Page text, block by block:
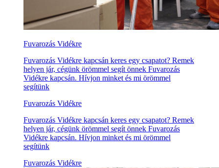
Fuvarozás Vidékre
Fuvarozás Vidékre kapcsán keres egy csapatot? Remek
helyen jár, cégünk örömmel segít önnek Fuvarozás
Vidékre kapcsán. Hívjon minket és mi örömmel
segítünk
Fuvarozás Vidékre
Fuvarozás Vidékre kapcsán keres egy csapatot? Remek
helyen jár, cégünk örömmel segít önnek Fuvarozás
Vidékre kapcsán. Hívjon minket és mi örömmel
segítünk
Fuvarozás Vidékre